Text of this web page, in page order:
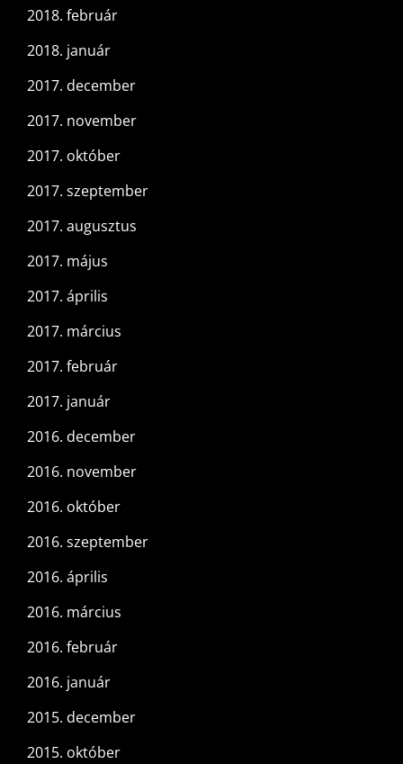
2018. február
2018. január
2017. december
2017. november
2017. október
2017. szeptember
2017. augusztus
2017. május
2017. április
2017. március
2017. február
2017. január
2016. december
2016. november
2016. október
2016. szeptember
2016. április
2016. március
2016. február
2016. január
2015. december
2015. október